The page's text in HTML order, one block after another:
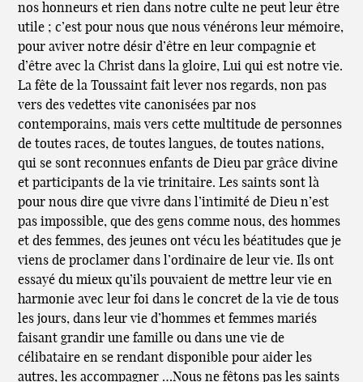
nos honneurs et rien dans notre culte ne peut leur être
utile ; c’est pour nous que nous vénérons leur mémoire,
pour aviver notre désir d’être en leur compagnie et
d’être avec la Christ dans la gloire, Lui qui est notre vie.
La fête de la Toussaint fait lever nos regards, non pas
vers des vedettes vite canonisées par nos
contemporains, mais vers cette multitude de personnes
de toutes races, de toutes langues, de toutes nations,
qui se sont reconnues enfants de Dieu par grâce divine
et participants de la vie trinitaire. Les saints sont là
pour nous dire que vivre dans l’intimité de Dieu n’est
pas impossible, que des gens comme nous, des hommes
et des femmes, des jeunes ont vécu les béatitudes que je
viens de proclamer dans l’ordinaire de leur vie. Ils ont
essayé du mieux qu’ils pouvaient de mettre leur vie en
harmonie avec leur foi dans le concret de la vie de tous
les jours, dans leur vie d’hommes et femmes mariés
faisant grandir une famille ou dans une vie de
célibataire en se rendant disponible pour aider les
autres, les accompagner …Nous ne fêtons pas les saints